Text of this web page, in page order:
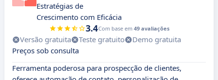
Estratégias de
Crescimento com Eficácia
3.4Com base em 49 avaliações
Versão gratuita Teste gratuito
Demo gratuita
Preços sob consulta
Ferramenta poderosa para prospecção de clientes,